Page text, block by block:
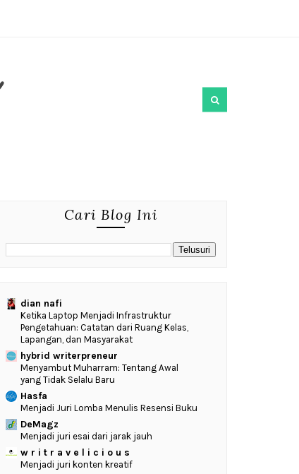
Cari Blog Ini
dian nafi
Ketika Laptop Menjadi Infrastruktur
Pengetahuan: Catatan dari Ruang Kelas,
Lapangan, dan Masyarakat
hybrid writerpreneur
Menyambut Muharram: Tentang Awal
yang Tidak Selalu Baru
Hasfa
Menjadi Juri Lomba Menulis Resensi Buku
DeMagz
Menjadi juri esai dari jarak jauh
w r i t r a v e l i c i o u s
Menjadi juri konten kreatif